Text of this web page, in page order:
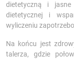
dietetyczną i
dietetycznej i
wyliczeniu
Na końcu jest
talerza, gdzie